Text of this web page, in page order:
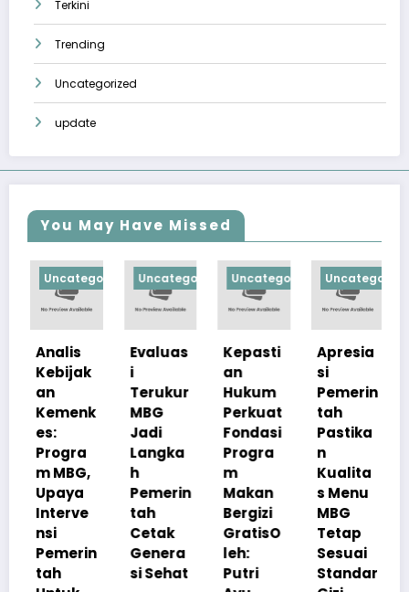
Terkini
Trending
Uncategorized
update
You May Have Missed
MBG,
Uncategorized
Evaluas
i
Terukur
MBG
Langka
h
Pemerin
tah
Genera
si Sehat
Uncategorized
Kepasti
Hukum
Perkuat
Fondasi
Progra
Makan
Bergizi
GratisO
leh:
Putri
Uncategorized
Apresia
Pemerin
tah
Pastika
n
Kualita
s Menu
MBG
Tetap
Sesuai
Standar
nan
4,